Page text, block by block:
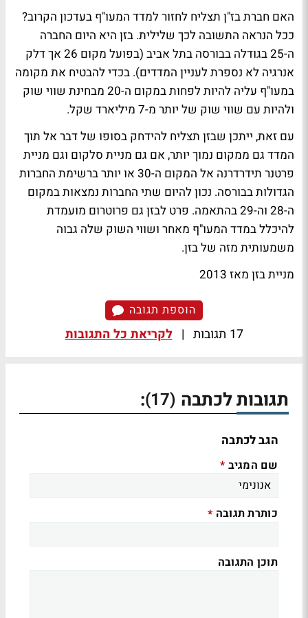
האם חברת בז"ן תצליח לחזור למדד המעו"ף בעדכון הקרוב?
ככל הנראה התשובה לכך שלילית. בזן היא היום החברה
ה-25 בגודלה בבורסה בתל אביב (בפועל מקום 26 אך דלק
אנרגיה לא נספרת לעניין המדדים). בכדי להבטיח את מקומה
במעו"ף עליה להיות לפחות במקום ה-20 מבחינת שווי שוק
ולהיות עם שווי שוק של יותר מ-7 מיליארד שקל.
עם זאת, ייתכן שבזן תצליח להידחק בסופו של דבר אל תוך
המדד גם ממקום נמוך יותר, אם גם מניית סלקום וגם מניית
פרטנר תידרדרנה אל המקום ה-30 או יותר ברשימת החברות
הגדולות בבורסה. נכון להיום שתי החברות נמצאות במקום
ה-28 וה-29 בהתאמה. פרט לבזן גם פרוטרום מועמדת
להיכלל במדד המעו"ף מאחר ושווי השוק שלה גבוה
משמעותית מזה של בזן.
מניית בזן מאז 2013
הוספת תגובה
17 תגובות | לקריאת כל התגובות
תגובות לכתבה (17)
:
הגב לכתבה
שם המגיב *
כותרת תגובה *
תוכן התגובה